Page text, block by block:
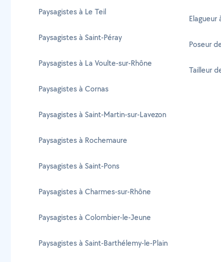
Paysagistes à Le Teil
Paysagistes à Saint-Péray
Paysagistes à La Voulte-sur-Rhône
Paysagistes à Cornas
Paysagistes à Saint-Martin-sur-Lavezon
Paysagistes à Rochemaure
Paysagistes à Saint-Pons
Paysagistes à Charmes-sur-Rhône
Paysagistes à Colombier-le-Jeune
Paysagistes à Saint-Barthélemy-le-Plain
Elagueur
Poseur
Tailleur